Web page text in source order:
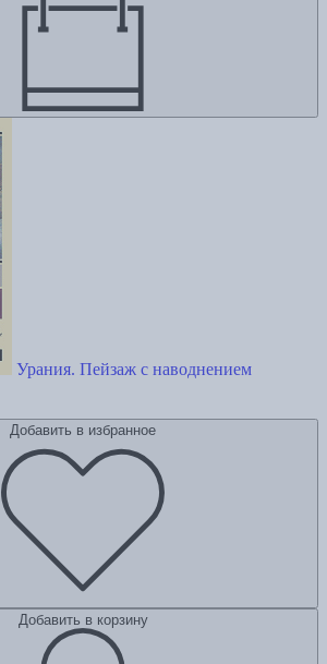
Урания. Пейзаж с наводнением
Добавить в избранное
Добавить в корзину